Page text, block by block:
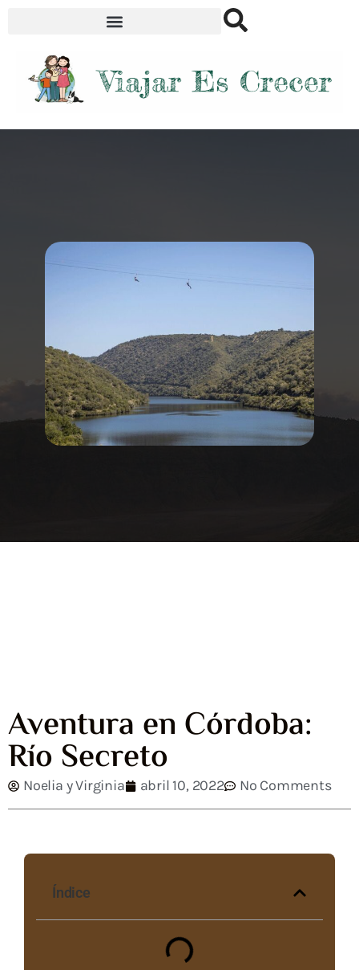
Aventura en Córdoba:
Río Secreto
Noelia y Virginia abril 10, 2022 No Comments
Índice